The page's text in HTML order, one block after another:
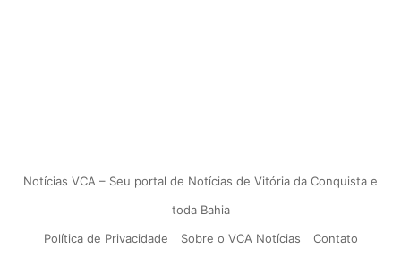
Notícias VCA – Seu portal de Notícias de Vitória da Conquista e
toda Bahia
Política de Privacidade
Sobre o VCA Notícias Contato